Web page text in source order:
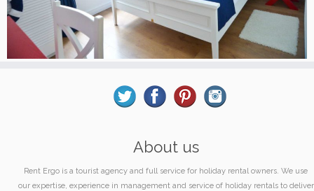
About us
Rent Ergo is a tourist agency and full service for holiday rental owners. We use
our expertise, experience in management and service of holiday rentals to deliver